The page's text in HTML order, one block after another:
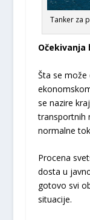
Tanker za
Očekivanja
Šta se
se nazire
transportnih
normalne
Procena
dosta u
gotovo svi
situacije.